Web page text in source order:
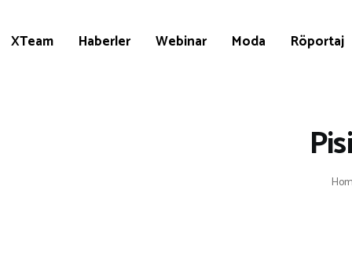
XTeam Haberler Webinar Moda Röportaj
AİRSOFT & PAİNTBALL